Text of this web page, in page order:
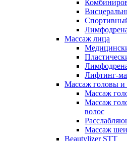
Массаж лица
Лифтинг-
Массаж головы и
Массаж
Массаж
волос
Массаж
Beautylizer STT